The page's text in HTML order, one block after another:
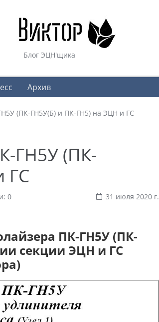
Блог ЭЦН'щика
Архив
(ПК-ГН5У(Б) и ПК-ГН5) на ЭЦН и ГС
ГН5У (ПК-
ГС
0
31 июля 2020 г.
ПК-ГН5У (ПК-
секции ЭЦН и ГС